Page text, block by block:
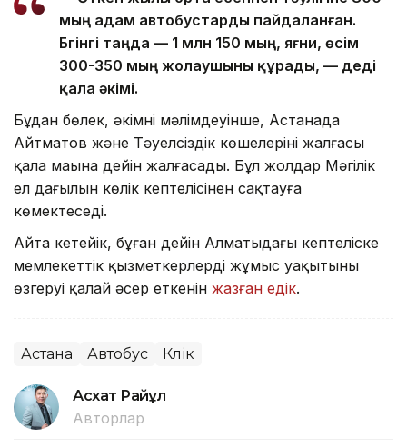
мың адам автобустарды пайдаланған.
Бүгінгі таңда — 1 млн 150 мың, яғни, өсім
300-350 мың жолаушыны құрады, — деді
қала әкімі.
Бұдан бөлек, әкімнің мәлімдеуінше, Астанада
Айтматов және Тәуелсіздік көшелерінің жалғасы
қала маңына дейін жалғасады. Бұл жолдар Мәңгілік
ел даңғылын көлік кептелісінен сақтауға
көмектеседі.
Айта кетейік, бұған дейін Алматыдағы кептеліске
мемлекеттік қызметкерлердің жұмыс уақытының
өзгеруі қалай әсер еткенін жазған едік.
Астана Автобус Көлік
Асхат Райқұл
Авторлар